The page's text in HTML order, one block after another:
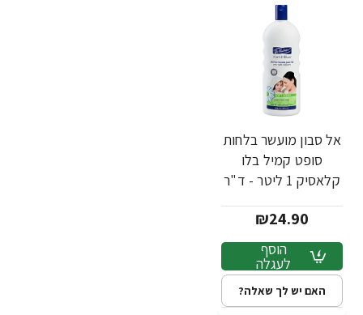
אל סבון מועשר בלחות
סופט קמיל בלו
קלאסיק 1 ליטר - ד"ר
₪24.90
הוסף
לעגלה
האם יש לך שאלה?